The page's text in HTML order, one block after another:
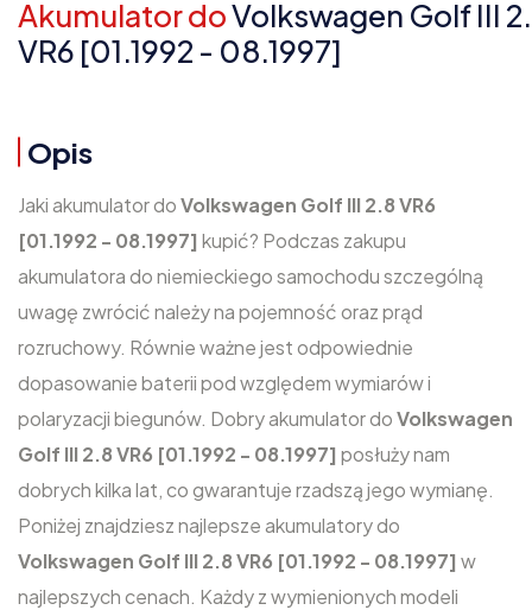
Akumulator doVolkswagen Golf III
VR6 [01.1992 - 08.1997]
Opis
Jaki akumulator doVolkswagen Golf III 2.8 VR6
[01.1992 - 08.1997] kupić? Podczas zakupu
akumulatora do niemieckiego samochodu szczególną
uwagę zwrócić należy na pojemność oraz prąd
rozruchowy. Równie ważne jest odpowiednie
dopasowanie baterii pod względem wymiarów i
polaryzacji biegunów. Dobry akumulator doVolkswagen
Golf III 2.8 VR6 [01.1992 - 08.1997] posłuży nam
dobrych kilka lat, co gwarantuje rzadszą jego wymianę.
Poniżej znajdziesz najlepsze akumulatory do
Volkswagen Golf III 2.8 VR6 [01.1992 - 08.1997] w
najlepszych cenach. Każdy z wymienionych modeli